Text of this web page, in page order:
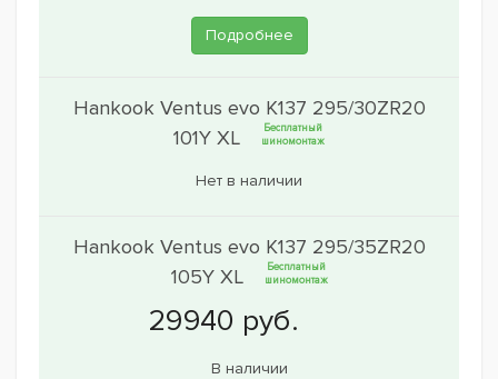
Подробнее
Hankook Ventus evo K137 295/30ZR20
101Y XL
Бесплатный
шиномонтаж
Нет в наличии
Hankook Ventus evo K137 295/35ZR20
105Y XL
Бесплатный
шиномонтаж
В наличии